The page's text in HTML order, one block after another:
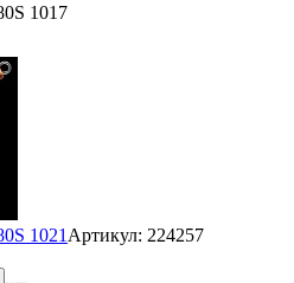
1017
1021 Артикул: 224257